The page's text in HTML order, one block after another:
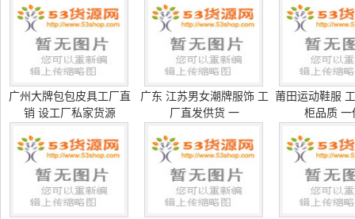
广州大牌包包皮具工厂直
销 设工厂私家货源
广东 江苏男女潮牌服饰 工
厂直发供货 一
莆田运动鞋服
柜品质 一